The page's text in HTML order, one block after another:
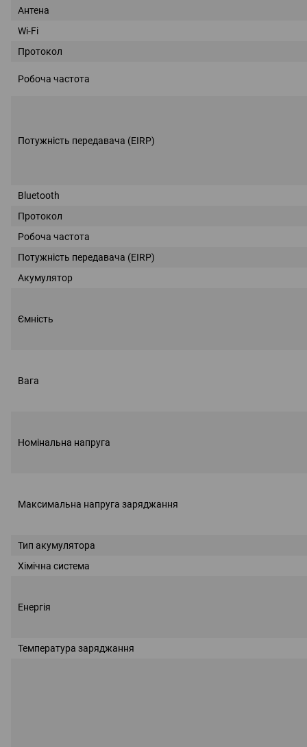
Антена
Wi-Fi
Протокол
Робоча частота
Потужність передавача (EIRP)
Bluetooth
Протокол
Робоча частота
Потужність передавача (EIRP)
Акумулятор
Ємність
Вага
Номінальна напруга
Максимальна напруга заряджання
Тип акумулятора
Хімічна система
Енергія
Температура заряджання